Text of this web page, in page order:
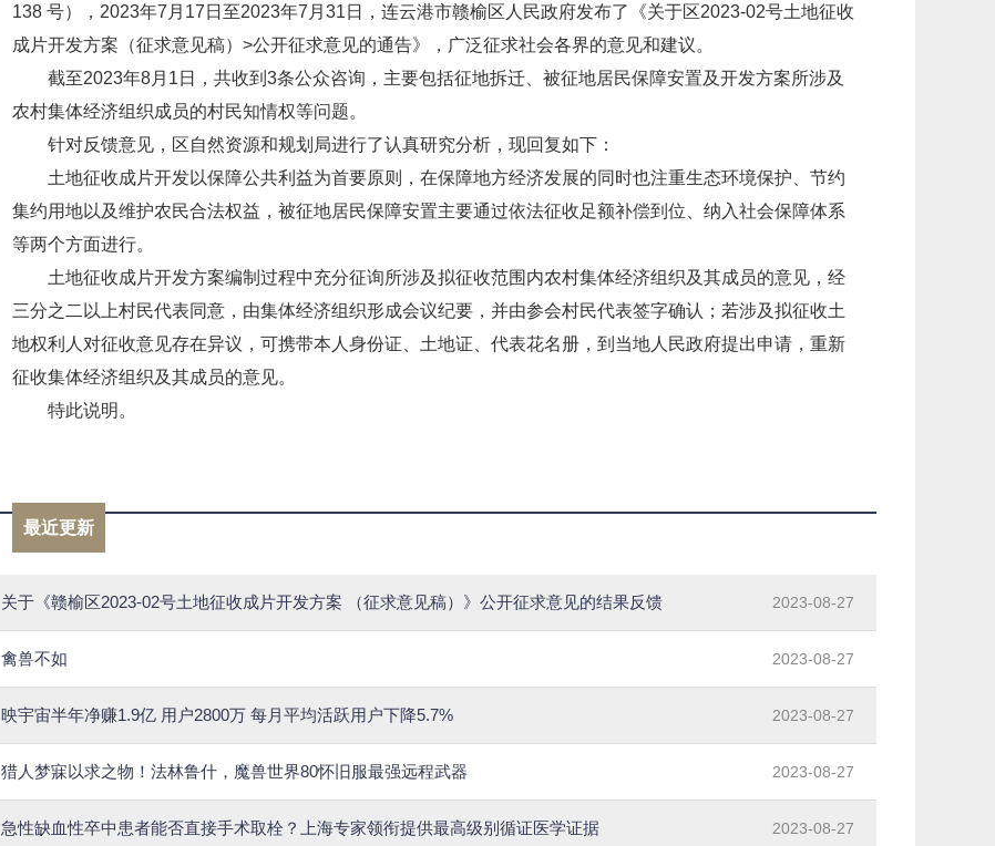
138 号），2023年7月17日至2023年7月31日，连云港市赣榆区人民政府发布了《关于区2023-02号土地征收
成片开发方案（征求意见稿）>公开征求意见的通告》，广泛征求社会各界的意见和建议。
截至2023年8月1日，共收到3条公众咨询，主要包括征地拆迁、被征地居民保障安置及开发方案所涉及
农村集体经济组织成员的村民知情权等问题。
针对反馈意见，区自然资源和规划局进行了认真研究分析，现回复如下：
土地征收成片开发以保障公共利益为首要原则，在保障地方经济发展的同时也注重生态环境保护、节约
集约用地以及维护农民合法权益，被征地居民保障安置主要通过依法征收足额补偿到位、纳入社会保障体系
等两个方面进行。
土地征收成片开发方案编制过程中充分征询所涉及拟征收范围内农村集体经济组织及其成员的意见，经
三分之二以上村民代表同意，由集体经济组织形成会议纪要，并由参会村民代表签字确认；若涉及拟征收土
地权利人对征收意见存在异议，可携带本人身份证、土地证、代表花名册，到当地人民政府提出申请，重新
征收集体经济组织及其成员的意见。
特此说明。
最近更新
关于《赣榆区2023-02号土地征收成片开发方案 （征求意见稿）》公开征求意见的结果反馈 2023-08-27
禽兽不如 2023-08-27
映宇宙半年净赚1.9亿 用户2800万 每月平均活跃用户下降5.7% 2023-08-27
猎人梦寐以求之物！法林鲁什，魔兽世界80怀旧服最强远程武器 2023-08-27
急性缺血性卒中患者能否直接手术取栓？上海专家领衔提供最高级别循证医学证据 2023-08-27